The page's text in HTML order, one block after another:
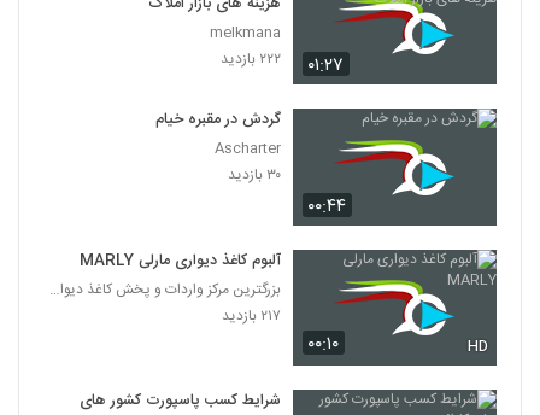
۰۱:۲۷
melkmana
۲۲۲ بازدید
۰۰:۴۴
گردش در مقبره خیام
Ascharter
۳۰ بازدید
۰۰:۱۰ HD
آلبوم کاغذ دیواری مارلی MARLY
بزرگترین مرکز واردات و پخش کاغذ دیواری
۲۱۷ بازدید
شرایط کسب پاسپورت کشور های